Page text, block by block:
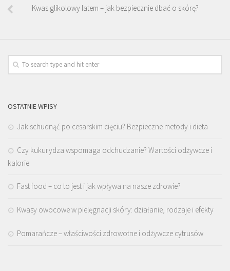
Kwas glikolowy latem – jak bezpiecznie dbać o skórę?
OSTATNIE WPISY
Jak schudnąć po cesarskim cięciu? Bezpieczne metody i dieta
Czy kukurydza wspomaga odchudzanie? Wartości odżywcze i
kalorie
Fast food – co to jest i jak wpływa na nasze zdrowie?
Kwasy owocowe w pielęgnacji skóry: działanie, rodzaje i efekty
Pomarańcze – właściwości zdrowotne i odżywcze cytrusów